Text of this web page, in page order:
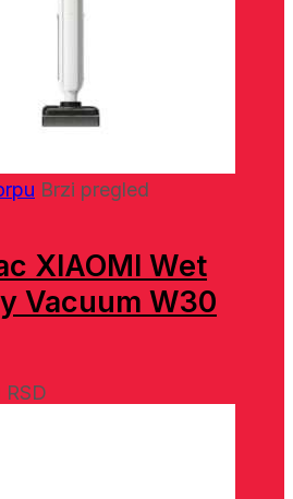
Brzi pregled
XIAOMI Wet
Vacuum W30
RSD